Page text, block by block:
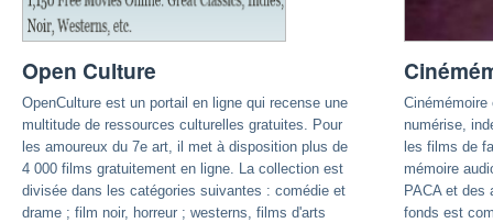
Open Culture
OpenCulture est un portail en ligne qui recense une
multitude de ressources culturelles gratuites. Pour
les amoureux du 7e art, il met à disposition plus de
4 000 films gratuitement en ligne. La collection est
divisée dans les catégories suivantes : comédie et
drame ; film noir, horreur ; westerns, films d'arts
numérise,
les films de
mémoire
PACA et des
fonds est